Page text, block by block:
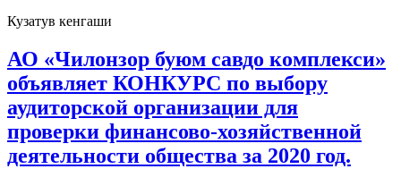
Кузатув кенгаши
АО «Чилонзор буюм савдо комплекси»
объявляет КОНКУРС по выбору
аудиторской организации для
проверки финансово-хозяйственной
деятельности общества за 2020 год.